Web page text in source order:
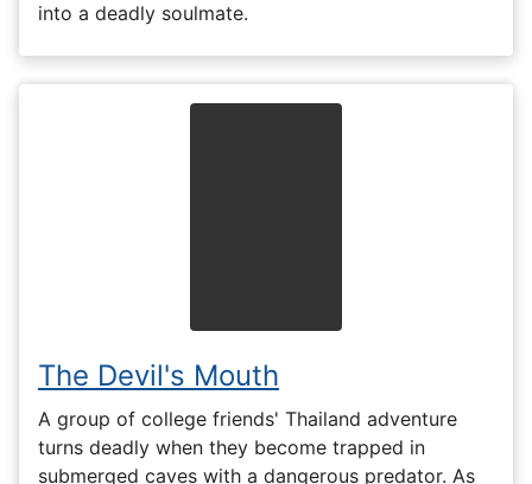
into a deadly soulmate.
The Devil's Mouth
A group of college friends' Thailand adventure
turns deadly when they become trapped in
submerged caves with a dangerous predator. As